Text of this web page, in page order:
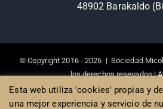
48902 Barakaldo
© Copyright 2016 -2026 | Sociedad
los derechos resevados |
Diseño de Páginas web Bilbao,
Esta web utiliza 'cookies' propias y
una mejor experiencia y servicio de